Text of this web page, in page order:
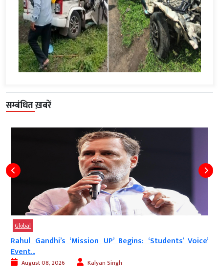
सम्बंधित ख़बरें
Global
Rahul Gandhi’s ‘Mission UP’ Begins: ‘Students’ Voice’
Event...
August 08, 2026 Kalyan Singh